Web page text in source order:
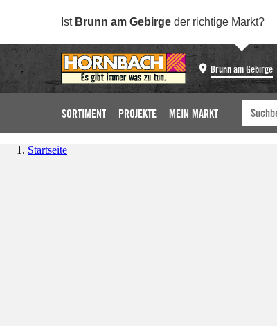
Ist Brunn am Gebirge der richtige Markt?
Brunn am Gebirge
SORTIMENT PROJEKTE MEIN MARKT
Startseite